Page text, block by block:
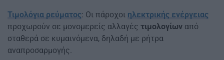
Τιμολόγια ρεύματος: Οι πάροχοι ηλεκτρικής ενέργειας
προχωρούν σε μονομερείς αλλαγές τιμολογίων από
σταθερά σε κυμαινόμενα, δηλαδή με ρήτρα
αναπροσαρμογής.